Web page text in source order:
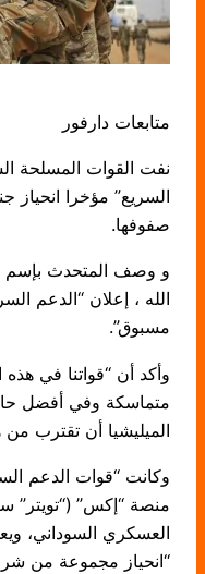
متابعات دارفور
نفت القوات المسلحة
السريع” مؤخرا انحياز
صفوفها.‏
و وصف المتحدث بإسم
الله ، إعلان “الدعم
مسبوق”.
وأكد أن “قواتنا في
متماسكة وفي أفضل
الميليشيا أن تقترب من
وكانت “قوات الدعم
منصة “إكس” (“تويتر”
العسكري السوداني،
“انحياز مجموعة من